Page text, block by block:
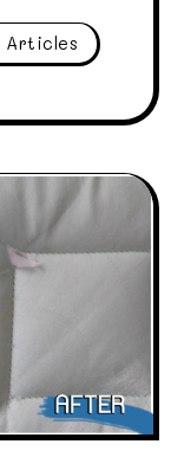
Articles